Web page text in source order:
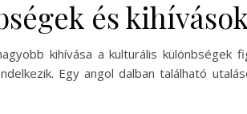
és kihívások
kihívása a kulturális
Egy angol dalban található